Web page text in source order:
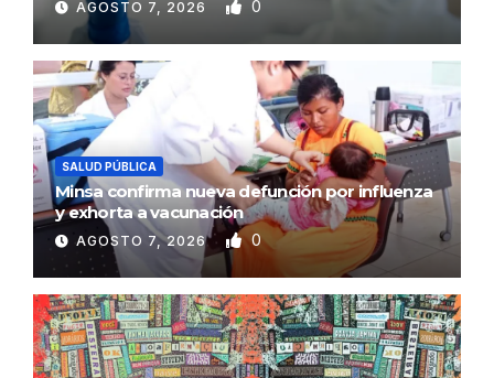
AGOSTO 7, 2026 0
SALUD PÚBLICA
Minsa confirma nueva defunción por influenza
y exhorta a vacunación
AGOSTO 7, 2026 0